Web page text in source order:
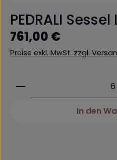
PEDRALI Sessel
Regulärer Preis:
761,00 €
Preise exkl. MwSt. zzgl.
Produkt Anzahl: Gib
In den